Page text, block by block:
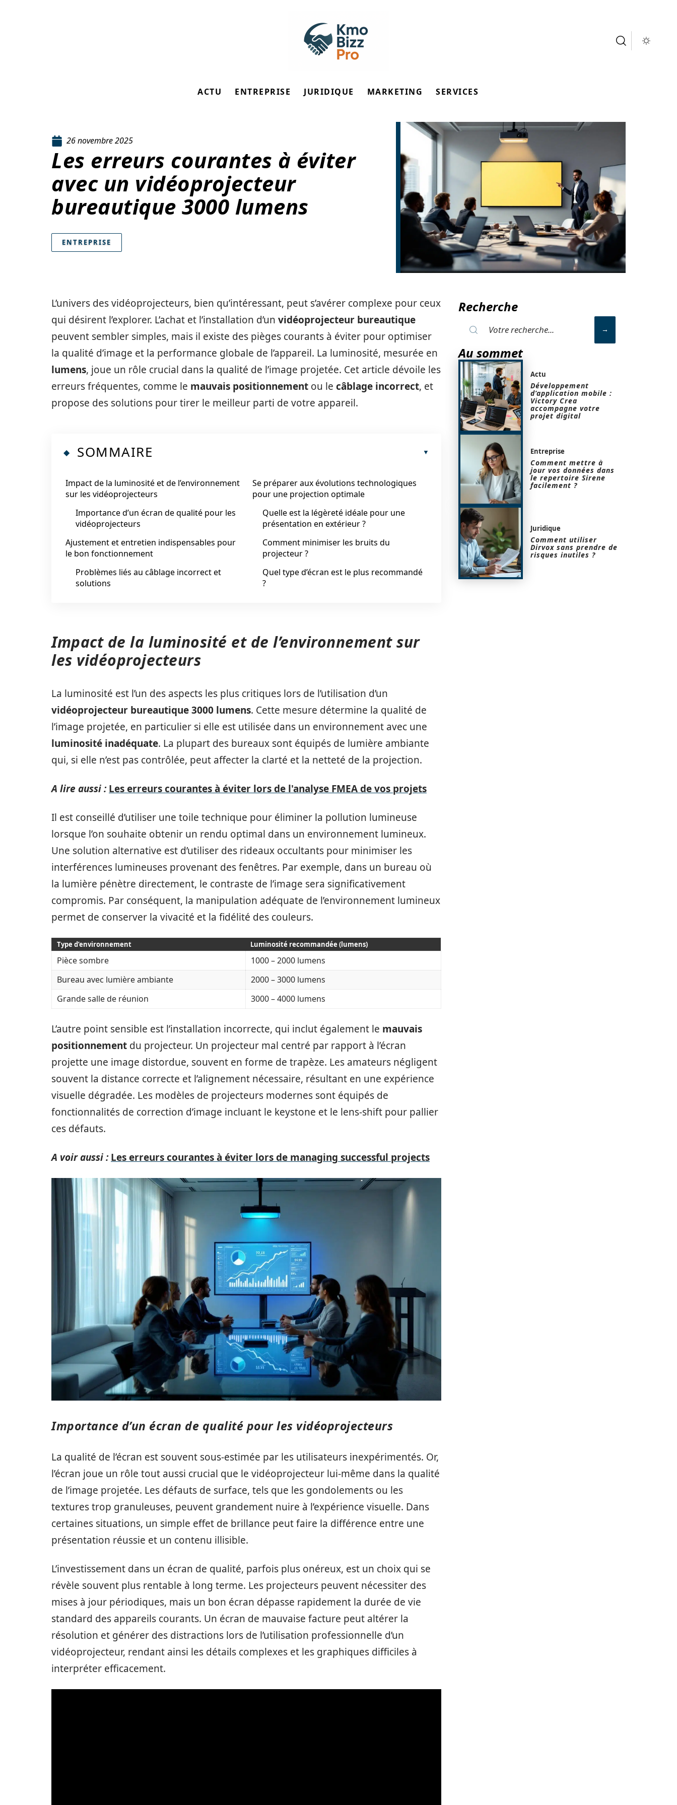
ACTU ENTREPRISE JURIDIQUE MARKETING SERVICES
26 novembre 2025
Les erreurs courantes à éviter
avec un vidéoprojecteur
bureautique 3000 lumens
ENTREPRISE
L’univers des vidéoprojecteurs, bien qu’intéressant, peut s’avérer complexe pour ceux
qui désirent l’explorer. L’achat et l’installation d’un vidéoprojecteur bureautique
peuvent sembler simples, mais il existe des pièges courants à éviter pour optimiser
la qualité d’image et la performance globale de l’appareil. La luminosité, mesurée en
lumens, joue un rôle crucial dans la qualité de l’image projetée. Cet article dévoile les
erreurs fréquentes, comme le mauvais positionnement ou le câblage incorrect, et
propose des solutions pour tirer le meilleur parti de votre appareil.
SOMMAIRE
Impact de la luminosité et de l’environnement
sur les vidéoprojecteurs
Importance d’un écran de qualité pour les
vidéoprojecteurs
Ajustement et entretien indispensables pour
le bon fonctionnement
Problèmes liés au câblage incorrect et
solutions
Se préparer aux évolutions technologiques
pour une projection optimale
Quelle est la légèreté idéale pour une
présentation en extérieur ?
Comment minimiser les bruits du
projecteur ?
Quel type d’écran est le plus recommandé
?
Impact de la luminosité et de l’environnement sur
les vidéoprojecteurs
La luminosité est l’un des aspects les plus critiques lors de l’utilisation d’un
vidéoprojecteur bureautique 3000 lumens. Cette mesure détermine la qualité de
l’image projetée, en particulier si elle est utilisée dans un environnement avec une
luminosité inadéquate. La plupart des bureaux sont équipés de lumière ambiante
qui, si elle n’est pas contrôlée, peut affecter la clarté et la netteté de la projection.
A lire aussi : Les erreurs courantes à éviter lors de l'analyse FMEA de vos projets
Il est conseillé d’utiliser une toile technique pour éliminer la pollution lumineuse
lorsque l’on souhaite obtenir un rendu optimal dans un environnement lumineux.
Une solution alternative est d’utiliser des rideaux occultants pour minimiser les
interférences lumineuses provenant des fenêtres. Par exemple, dans un bureau où
la lumière pénètre directement, le contraste de l’image sera significativement
compromis. Par conséquent, la manipulation adéquate de l’environnement lumineux
permet de conserver la vivacité et la fidélité des couleurs.
Type d’environnement Luminosité recommandée (lumens)
Pièce sombre
1000 – 2000 lumens
Bureau avec lumière ambiante
2000 – 3000 lumens
Grande salle de réunion
3000 – 4000 lumens
L’autre point sensible est l’installation incorrecte, qui inclut également le mauvais
positionnement du projecteur. Un projecteur mal centré par rapport à l’écran
projette une image distordue, souvent en forme de trapèze. Les amateurs négligent
souvent la distance correcte et l’alignement nécessaire, résultant en une expérience
visuelle dégradée. Les modèles de projecteurs modernes sont équipés de
fonctionnalités de correction d’image incluant le keystone et le lens-shift pour pallier
ces défauts.
A voir aussi : Les erreurs courantes à éviter lors de managing successful projects
Importance d’un écran de qualité pour les vidéoprojecteurs
La qualité de l’écran est souvent sous-estimée par les utilisateurs inexpérimentés. Or,
l’écran joue un rôle tout aussi crucial que le vidéoprojecteur lui-même dans la qualité
de l’image projetée. Les défauts de surface, tels que les gondolements ou les
textures trop granuleuses, peuvent grandement nuire à l’expérience visuelle. Dans
certaines situations, un simple effet de brillance peut faire la différence entre une
présentation réussie et un contenu illisible.
L’investissement dans un écran de qualité, parfois plus onéreux, est un choix qui se
révèle souvent plus rentable à long terme. Les projecteurs peuvent nécessiter des
mises à jour périodiques, mais un bon écran dépasse rapidement la durée de vie
standard des appareils courants. Un écran de mauvaise facture peut altérer la
résolution et générer des distractions lors de l’utilisation professionnelle d’un
vidéoprojecteur, rendant ainsi les détails complexes et les graphiques difficiles à
interpréter efficacement.
Recherche
Au sommet
Actu
Développement
d’application mobile :
Victory Crea
accompagne votre
projet digital
Entreprise
Comment mettre à
jour vos données dans
le repertoire Sirene
facilement ?
Juridique
Comment utiliser
Dirvox sans prendre de
risques inutiles ?